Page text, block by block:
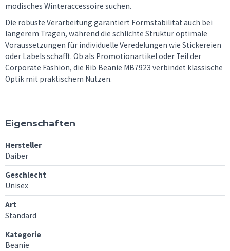
modisches Winteraccessoire suchen.
Die robuste Verarbeitung garantiert Formstabilität auch bei
längerem Tragen, während die schlichte Struktur optimale
Voraussetzungen für individuelle Veredelungen wie Stickereien
oder Labels schafft. Ob als Promotionartikel oder Teil der
Corporate Fashion, die Rib Beanie MB7923 verbindet klassische
Optik mit praktischem Nutzen.
Eigenschaften
Hersteller
Daiber
Geschlecht
Unisex
Art
Standard
Kategorie
Beanie